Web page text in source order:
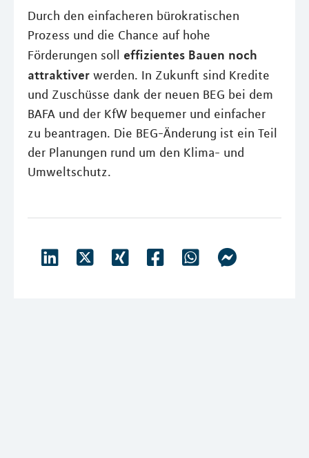
Durch den einfacheren bürokratischen
Prozess und die Chance auf hohe
Förderungen soll effizientes Bauen noch
attraktiver werden. In Zukunft sind Kredite
und Zuschüsse dank der neuen BEG bei dem
BAFA und der KfW bequemer und einfacher
zu beantragen. Die BEG-Änderung ist ein Teil
der Planungen rund um den Klima- und
Umweltschutz.